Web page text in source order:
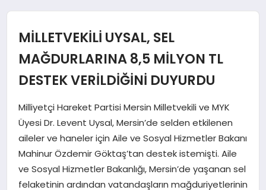
EKONOMİ
KÜLTÜR SANAT
MAGAZİN
MİLLETVEKİLİ UYSAL, SEL
MAĞDURLARINA 8,5 MİLYON TL
DESTEK VERİLDİĞİNİ DUYURDU
Milliyetçi Hareket Partisi Mersin Milletvekili ve MYK
Üyesi Dr. Levent Uysal, Mersin’de selden etkilenen
aileler ve haneler için Aile ve Sosyal Hizmetler Bakanı
Mahinur Özdemir Göktaş’tan destek istemişti. Aile
ve Sosyal Hizmetler Bakanlığı, Mersin’de yaşanan sel
felaketinin ardından vatandaşların mağduriyetlerinin